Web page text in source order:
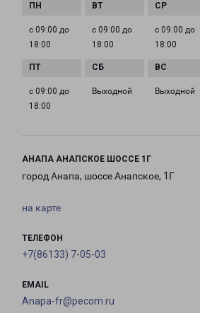
с 09:00 до
18:00
с 09:00 до
18:00
с 09:00 до
18:00
с 09:00 до
18:00
Выходной Выходной
АНАПА АНАПСКОЕ ШОССЕ 1Г
город Анапа, шоссе Анапское, 1Г
на карте
ТЕЛЕФОН
+7(86133) 7-05-03
EMAIL
Anapa-fr@pecom.ru